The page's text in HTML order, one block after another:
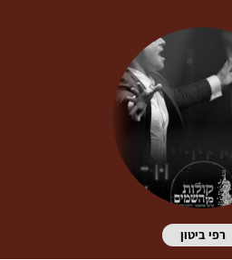
רפי ביטון